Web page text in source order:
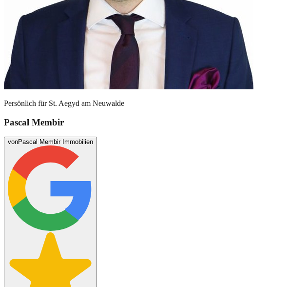
Persönlich für St. Aegyd am Neuwalde
Pascal Membir
vonPascal Membir Immobilien